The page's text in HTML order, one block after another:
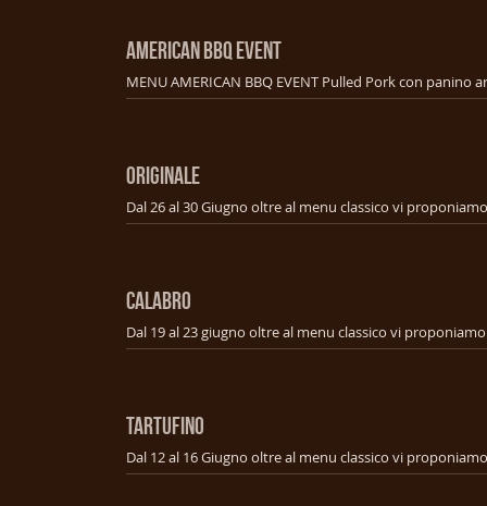
AMERICAN BBQ EVENT
ORIGINALE
CALABRO
TARTUFINO